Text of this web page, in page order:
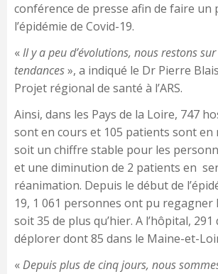
conférence de presse afin de faire un
l’épidémie de Covid-19.
«Il y a peu d’évolutions, nous restons
tendances», a indiqué le Dr Pierre
Projet régional de santé à l’ARS.
Ainsi, dans les Pays de la Loire, 747
sont en cours et 105 patients sont en
soit un chiffre stable pour les
et une diminution de 2 patients en
réanimation. Depuis le début de
19, 1 061 personnes ont pu regagner
soit 35 de plus qu’hier. A l’hôpital, 291
déplorer dont 85 dans le Maine-et-
«Depuis plus de cinq jours, nous